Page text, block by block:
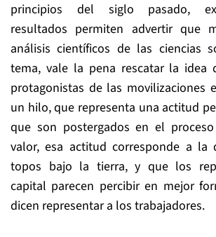
principios del siglo pasado,
resultados permiten advertir que
análisis científicos de las ciencias
tema, vale la pena rescatar la idea
protagonistas de las movilizaciones
un hilo, que representa una actitud
que son postergados en el
valor, esa actitud corresponde a la
topos bajo la tierra, y que los
capital parecen percibir en mejor
dicen representar a los trabajadores.